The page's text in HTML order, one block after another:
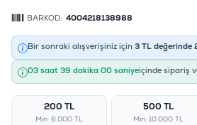
BARKOD: 4004218138988
Bir sonraki alışverişiniz için 3 TL değerinde
03 saat 39 dakika 00 saniyeiçinde sipariş
200 TL
Min: 6.000 TL
500 TL
Min: 10.000 TL